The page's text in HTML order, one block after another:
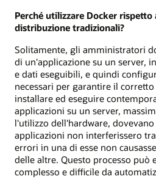
Perché utilizzare Docker
distribuzione tradizionali?
Solitamente, gli amministratori
di un'applicazione su un server,
e dati eseguibili, e quindi
necessari per garantire il
installare ed eseguire
applicazioni su un server,
l'utilizzo dell'hardware,
applicazioni non interferissero
errori in una di esse non
delle altre. Questo processo può
complesso e difficile da